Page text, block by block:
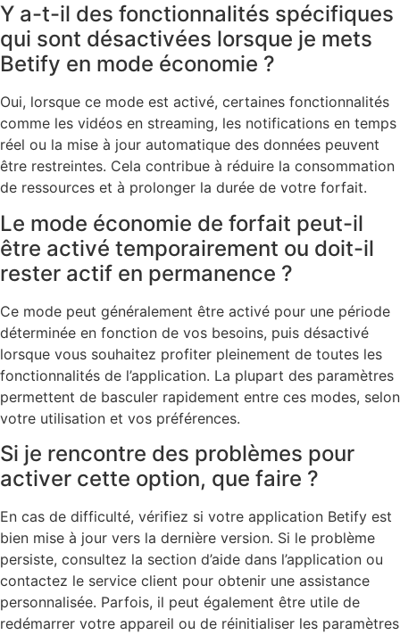
Y a-t-il des fonctionnalités spécifiques
qui sont désactivées lorsque je mets
Betify en mode économie ?
Oui, lorsque ce mode est activé, certaines fonctionnalités
comme les vidéos en streaming, les notifications en temps
réel ou la mise à jour automatique des données peuvent
être restreintes. Cela contribue à réduire la consommation
de ressources et à prolonger la durée de votre forfait.
Le mode économie de forfait peut-il
être activé temporairement ou doit-il
rester actif en permanence ?
Ce mode peut généralement être activé pour une période
déterminée en fonction de vos besoins, puis désactivé
lorsque vous souhaitez profiter pleinement de toutes les
fonctionnalités de l’application. La plupart des paramètres
permettent de basculer rapidement entre ces modes, selon
votre utilisation et vos préférences.
Si je rencontre des problèmes pour
activer cette option, que faire ?
En cas de difficulté, vérifiez si votre application Betify est
bien mise à jour vers la dernière version. Si le problème
persiste, consultez la section d’aide dans l’application ou
contactez le service client pour obtenir une assistance
personnalisée. Parfois, il peut également être utile de
redémarrer votre appareil ou de réinitialiser les paramètres